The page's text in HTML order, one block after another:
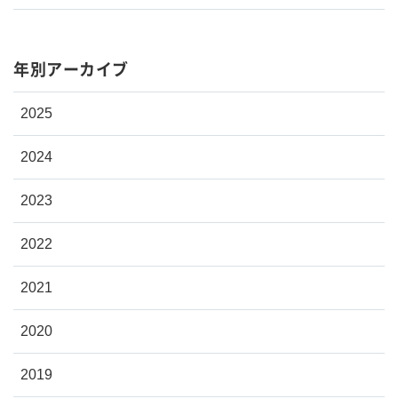
年別アーカイブ
2025
2024
2023
2022
2021
2020
2019